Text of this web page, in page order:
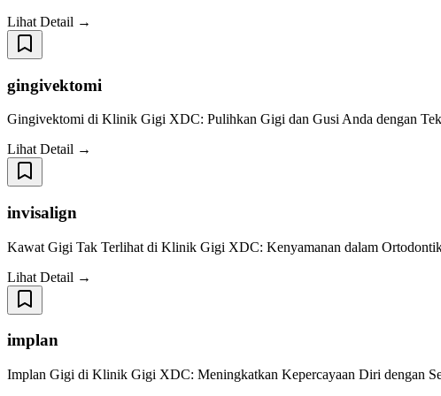
Lihat Detail →
gingivektomi
Gingivektomi di Klinik Gigi XDC: Pulihkan Gigi dan Gusi Anda dengan
Lihat Detail →
invisalign
Kawat Gigi Tak Terlihat di Klinik Gigi XDC: Kenyamanan dalam
Lihat Detail →
implan
Implan Gigi di Klinik Gigi XDC: Meningkatkan Kepercayaan Diri dengan